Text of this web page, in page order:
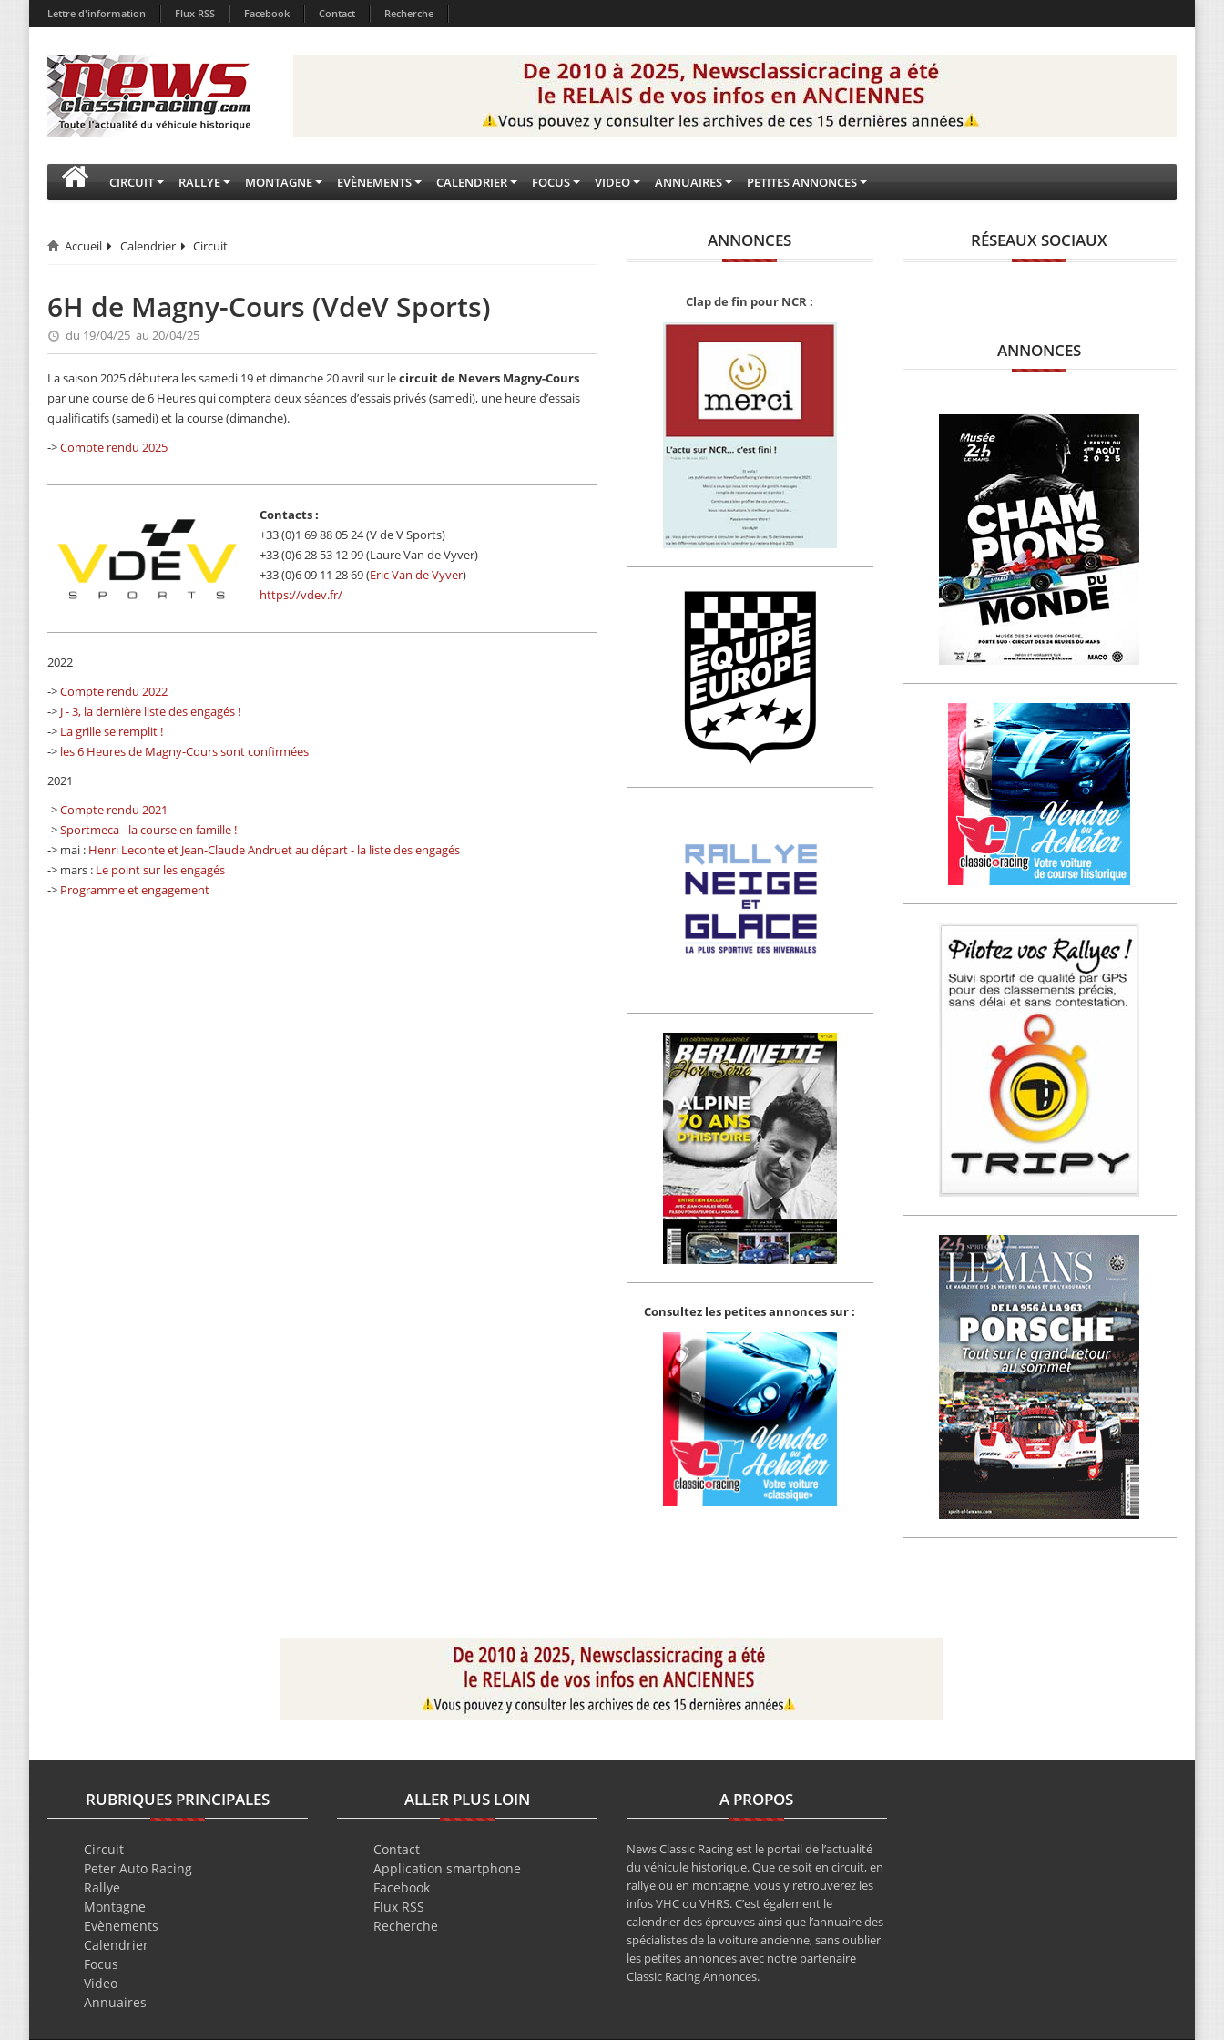
Lettre d'information Flux RSS Facebook Contact Recherche
CIRCUIT RALLYE MONTAGNE EVÈNEMENTS CALENDRIER FOCUS VIDEO ANNUAIRES PETITES ANNONCES
Accueil Calendrier Circuit
6H de Magny-Cours (VdeV Sports)
du 19/04/25 au 20/04/25
La saison 2025 débutera les samedi 19 et dimanche 20 avril sur lecircuit de Nevers Magny-Cours
par une course de 6 Heures qui comptera deux séances d’essais privés (samedi), une heure d’essais
qualificatifs (samedi) et la course (dimanche).
->Compte rendu 2025
Contacts :
+33 (0)1 69 88 05 24 (V de V Sports)
+33 (0)6 28 53 12 99 (Laure Van de Vyver)
+33 (0)6 09 11 28 69 (Eric Van de Vyver)
https://vdev.fr/
2022
->Compte rendu 2022
-> J - 3, la dernière liste des engagés !
-> La grille se remplit !
-> les 6 Heures de Magny-Cours sont confirmées
2021
->Compte rendu 2021
->Sportmeca - la course en famille !
-> mai : Henri Leconte et Jean-Claude Andruet au départ - la liste des engagés
-> mars : Le point sur les engagés
-> Programme et engagement
ANNONCES
Clap de fin pour NCR :
Consultez les petites annonces sur :
RÉSEAUX SOCIAUX
ANNONCES
RUBRIQUES PRINCIPALES
Circuit
Peter Auto Racing
Rallye
Montagne
Evènements
Calendrier
Focus
Video
Annuaires
ALLER PLUS LOIN
Contact
Application smartphone
Facebook
Flux RSS
Recherche
A PROPOS
News Classic Racing est le portail de l’actualité
du véhicule historique. Que ce soit en circuit, en
rallye ou en montagne, vous y retrouverez les
infos VHC ou VHRS. C’est également le
calendrier des épreuves ainsi que l’annuaire des
spécialistes de la voiture ancienne, sans oublier
les petites annonces avec notre partenaire
Classic Racing Annonces.